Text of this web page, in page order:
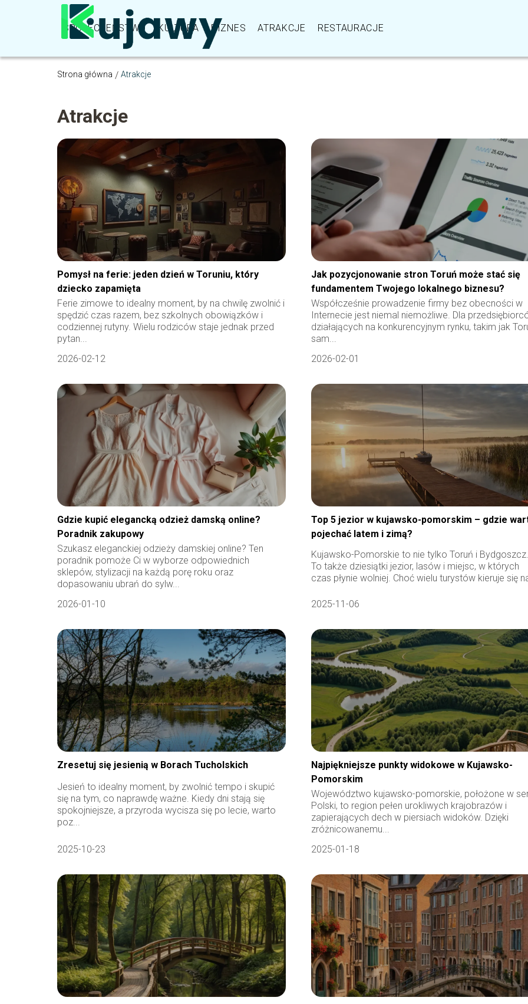
SPOŁECZEŃSTWO KULTURA BIZNES ATRAKCJE RESTAURACJE
Strona główna / Atrakcje
Atrakcje
Pomysł na ferie: jeden dzień w Toruniu, który
dziecko zapamięta
Ferie zimowe to idealny moment, by na chwilę zwolnić i
spędzić czas razem, bez szkolnych obowiązków i
codziennej rutyny. Wielu rodziców staje jednak przed
pytan...
2026-02-12
Jak pozycjonowanie stron Toruń może stać się
fundamentem Twojego lokalnego biznesu?
Współcześnie prowadzenie firmy bez obecności w
Internecie jest niemal niemożliwe. Dla
działających na konkurencyjnym rynku, takim jak
sam...
2026-02-01
Gdzie kupić elegancką odzież damską online?
Poradnik zakupowy
Szukasz eleganckiej odzieży damskiej online? Ten
poradnik pomoże Ci w wyborze odpowiednich
sklepów, stylizacji na każdą porę roku oraz
dopasowaniu ubrań do sylw...
2026-01-10
Top 5 jezior w kujawsko-pomorskim – gdzie
pojechać latem i zimą?
Kujawsko-Pomorskie to nie tylko Toruń i
To także dziesiątki jezior, lasów i miejsc, w których
czas płynie wolniej. Choć wielu turystów kieruje się
2025-11-06
Zresetuj się jesienią w Borach Tucholskich
Jesień to idealny moment, by zwolnić tempo i skupić
się na tym, co naprawdę ważne. Kiedy dni stają się
spokojniejsze, a przyroda wycisza się po lecie, warto
poz...
2025-10-23
Najpiękniejsze punkty widokowe w Kujawsko-
Pomorskim
Województwo kujawsko-pomorskie, położone w
Polski, to region pełen urokliwych krajobrazów i
zapierających dech w piersiach widoków. Dzięki
zróżnicowanemu...
2025-01-18